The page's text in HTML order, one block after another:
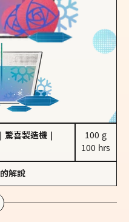
驚喜製造機
100 g
100 hrs
的解說